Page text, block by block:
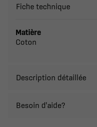
Fiche technique
Matière
Coton
Description détaillée
Besoin d'aide?